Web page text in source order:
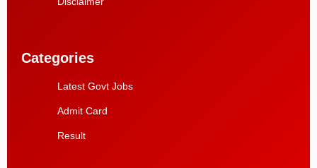
Categories
Latest Govt Jobs
Admit Card
Result